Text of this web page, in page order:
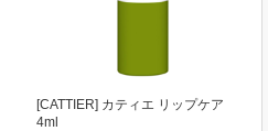
[CATTIER] カティエ リップケア
4ml